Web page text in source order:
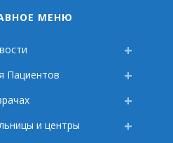
МЕНЮ
Пациентов
и центры